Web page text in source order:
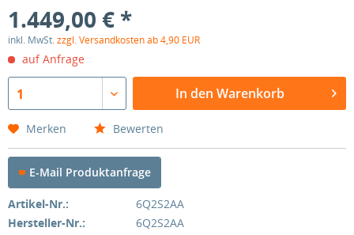
1.449,00 € *
inkl. MwSt.zzgl. Versandkosten ab 4,90 EUR
auf Anfrage
1 In den Warenkorb
Merken Bewerten
E-Mail Produktanfrage
Artikel-Nr.:
6Q2S2AA
Hersteller-Nr.:
6Q2S2AA